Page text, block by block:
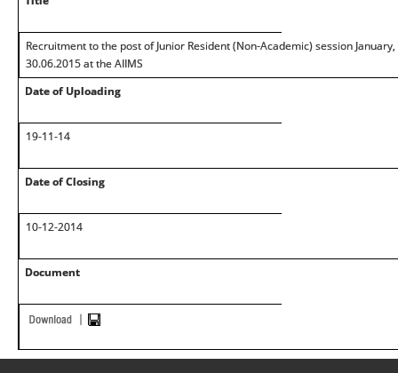
Recruitment to the post of Junior Resident (Non-Academic) session
30.06.2015 at the AIIMS
Date of Uploading
19-11-14
Date of Closing
10-12-2014
Document